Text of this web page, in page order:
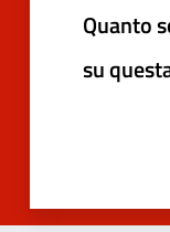
Quanto
su